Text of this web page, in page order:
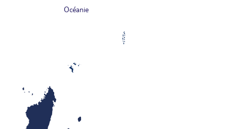
Océanie